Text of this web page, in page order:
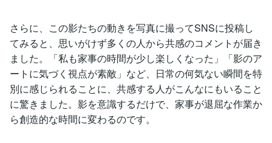
さらに、この影たちの動きを写真に撮ってSNSに投稿し
てみると、思いがけず多くの人から共感のコメントが届き
ました。「私も家事の時間が少し楽しくなった」「影のア
ートに気づく視点が素敵」など、日常の何気ない瞬間を特
別に感じられることに、共感する人がこんなにもいること
に驚きました。影を意識するだけで、家事が退屈な作業か
ら創造的な時間に変わるのです。